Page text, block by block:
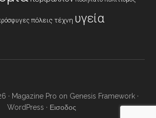
πόλεις τέχνη υγεία
· Magazine Pro on Genesis Framework·
WordPress · Εισοδος